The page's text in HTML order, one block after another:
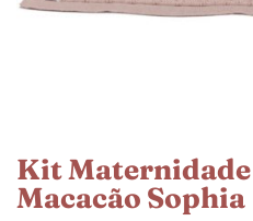
Kit
Macacão Sophia